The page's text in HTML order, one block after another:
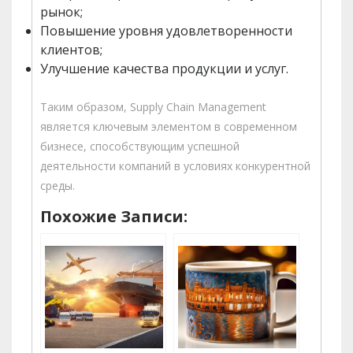
рынок;
Повышение уровня удовлетворенности
клиентов;
Улучшение качества продукции и услуг.
Таким образом, Supply Chain Management
является ключевым элементом в современном
бизнесе, способствующим успешной
деятельности компаний в условиях конкурентной
среды.
Похожие Записи: